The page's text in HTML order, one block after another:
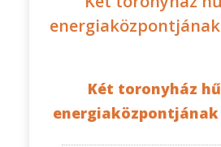
Két toronyház